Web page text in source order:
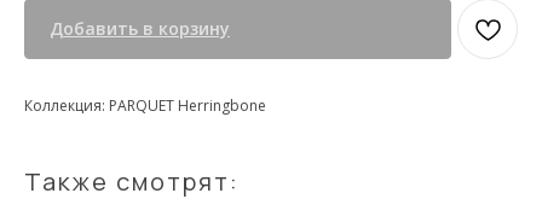
Добавить в корзину
Коллекция: PARQUET Herringbone
Также смотрят: